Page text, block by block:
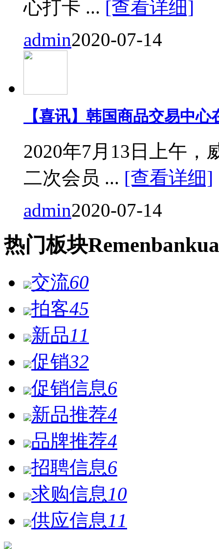
心打卡 ... [查看详细]
admin2020-07-14
【喜讯】韩国商品交易中
2020年7月13日上午，
二次会员 ... [查看详细]
admin2020-07-14
热门板块Remen
交流60
拍客45
新品11
促销32
促销信息6
新品推荐4
品牌推荐4
招聘信息6
求购信息 10
供应信息 11